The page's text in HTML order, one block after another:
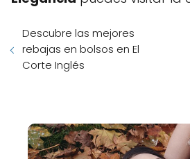
Descubre las mejores
rebajas en bolsos en El
Corte Inglés